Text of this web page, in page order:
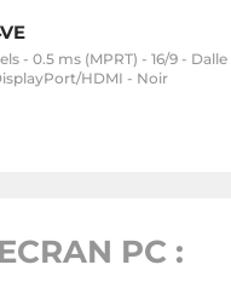
- 0.5 ms (MPRT) - 16/9 -
HDMI - Noir
PC :